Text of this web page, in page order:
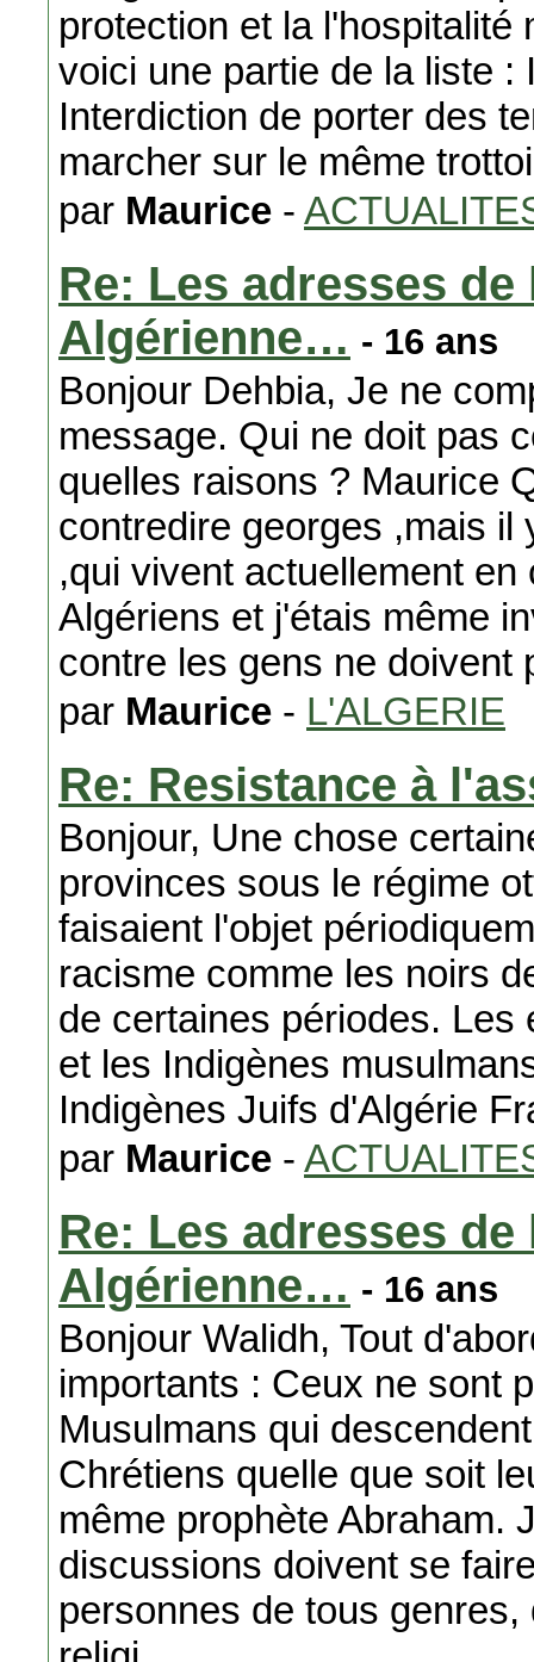
protection et la
voici une partie de la liste :
Interdiction de porter des
marcher sur le même
par Maurice -
Re: Les adresses
Algérienne… - 16 ans
Bonjour Dehbia, Je ne
message. Qui ne doit pas
quelles raisons ? Maurice
contredire georges ,mais il
,qui vivent actuellement
Algériens et j'étais même
contre les gens ne doivent
par Maurice - L'ALGERIE
Re: Resistance à
Bonjour, Une chose
provinces sous le régime
faisaient l'objet
racisme comme les noirs
de certaines périodes.
et les Indigènes
Indigènes Juifs d'Algérie
par Maurice -
Re: Les adresses
Algérienne… - 16 ans
Bonjour Walidh, Tout
importants : Ceux ne sont
Musulmans qui
Chrétiens quelle que soit
même prophète Abraham.
discussions doivent se
personnes de tous